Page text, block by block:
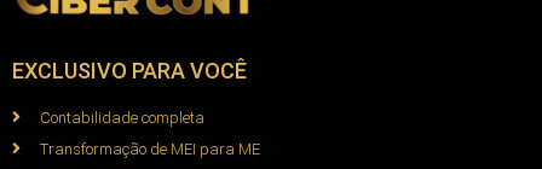
EXCLUSIVO PARA VOCÊ
Contabilidade completa
Transformação de MEI para ME